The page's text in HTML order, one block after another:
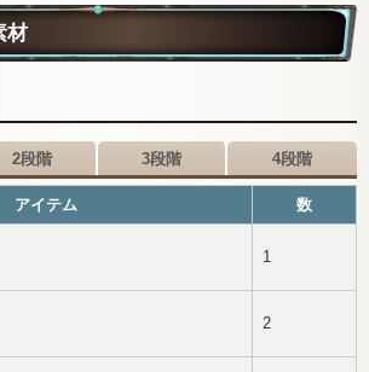
材
2段階 3段階 4段階
アイテム 数
1
2